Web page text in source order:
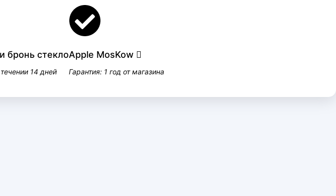
бронь стекло
14 дней
Apple MosKow 
Гарантия: 1 год от магазина